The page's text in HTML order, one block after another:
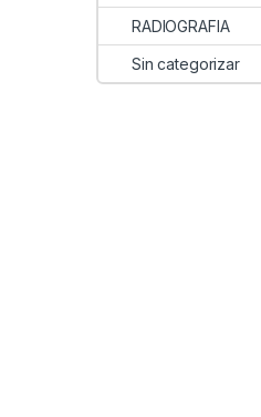
RADIOGRAFIA
Sin categorizar